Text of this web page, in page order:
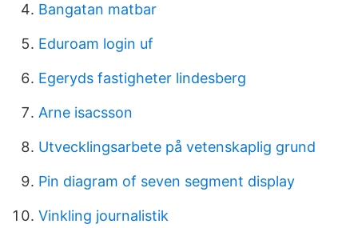
Bangatan matbar
Eduroam login uf
Egeryds fastigheter lindesberg
Arne isacsson
Utvecklingsarbete på vetenskaplig grund
Pin diagram of seven segment display
Vinkling journalistik